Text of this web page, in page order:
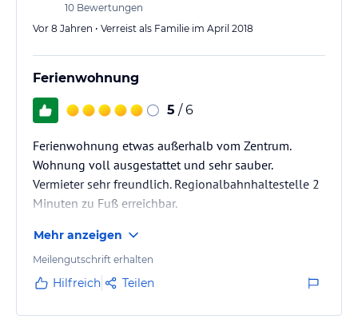
10 Bewertungen
Vor 8 Jahren • Verreist als Familie im April 2018
Ferienwohnung
5 / 6
Ferienwohnung etwas außerhalb vom Zentrum.
Wohnung voll ausgestattet und sehr sauber.
Vermieter sehr freundlich. Regionalbahnhaltestelle 2
Minuten zu Fuß erreichbar.
Mehr anzeigen
Meilengutschrift erhalten
Hilfreich Teilen